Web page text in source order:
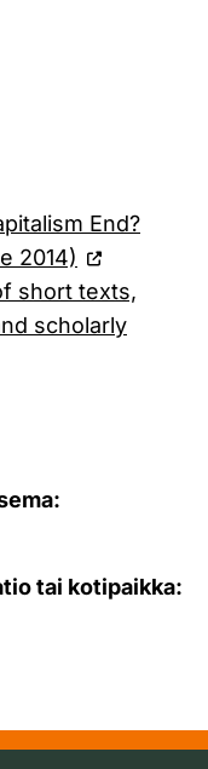
End?
2014)
short texts,
scholarly
tai kotipaikka: